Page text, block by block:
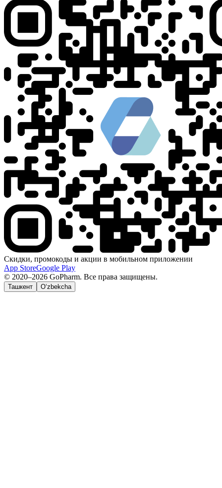
Скидки, промокоды и акции в мобильном приложении
App StoreGoogle Play
© 2020–2026 GoPharm. Все права защищены.
Ташкент O‘zbekcha